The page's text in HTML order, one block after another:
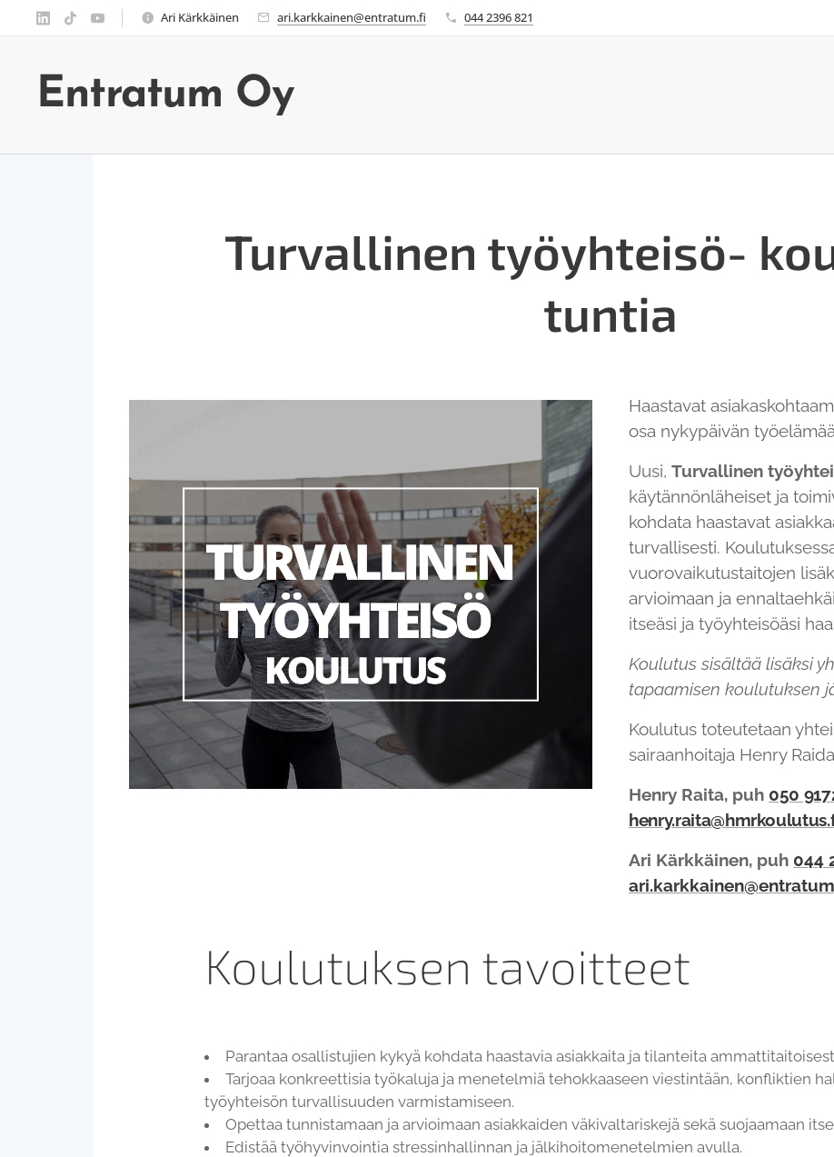
Ari Kärkkäinen ari.karkkainen@entratum.fi 044 2396 821
Entratum Oy
Turvallinen työyhteisö-
tuntia
Haastavat
osa nykypäivän
Uusi, Turvallinen
käytännönläheiset ja
kohdata haastavat
turvallisesti.
vuorovaikutustaitojen
arvioimaan ja
itseäsi ja työyhteisöäsi
Koulutus sisältää lisäksi
tapaamisen koulutuksen
Koulutus toteutetaan
sairaanhoitaja Henry
Henry Raita, puh 050
Ari Kärkkäinen, puh 044
Koulutuksen tavoitteet
Parantaa osallistujien kykyä kohdata haastavia asiakkaita ja tilanteita
Tarjoaa konkreettisia työkaluja ja menetelmiä tehokkaaseen viestintään, konfliktien
työyhteisön turvallisuuden varmistamiseen.
Opettaa tunnistamaan ja arvioimaan asiakkaiden väkivaltariskejä sekä suojaamaan
Edistää työhyvinvointia stressinhallinnan ja jälkihoitomenetelmien avulla.